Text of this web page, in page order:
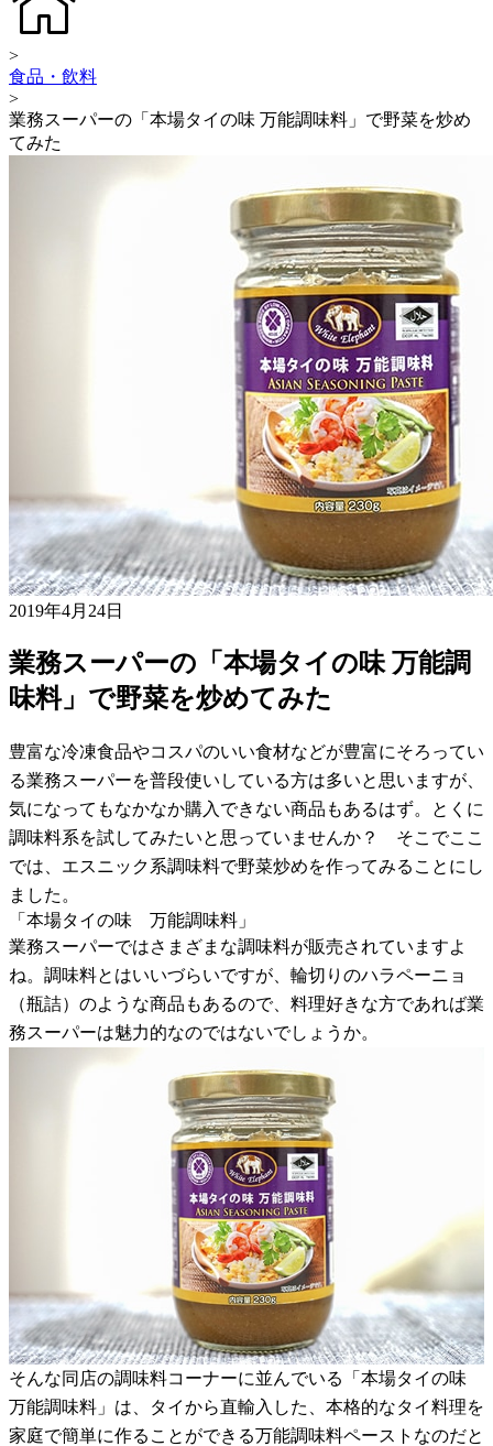
>
食品・飲料
>
業務スーパーの「本場タイの味 万能調味料」で野菜を炒め
てみた
2019年4月24日
業務スーパーの「本場タイの味 万能調
味料」で野菜を炒めてみた
豊富な冷凍食品やコスパのいい食材などが豊富にそろってい
る業務スーパーを普段使いしている方は多いと思いますが、
気になってもなかなか購入できない商品もあるはず。とくに
調味料系を試してみたいと思っていませんか？ そこでここ
では、エスニック系調味料で野菜炒めを作ってみることにし
ました。
「本場タイの味 万能調味料」
業務スーパーではさまざまな調味料が販売されていますよ
ね。調味料とはいいづらいですが、輪切りのハラペーニョ
（瓶詰）のような商品もあるので、料理好きな方であれば業
務スーパーは魅力的なのではないでしょうか。
そんな同店の調味料コーナーに並んでいる「本場タイの味
万能調味料」は、タイから直輸入した、本格的なタイ料理を
家庭で簡単に作ることができる万能調味料ペーストなのだと